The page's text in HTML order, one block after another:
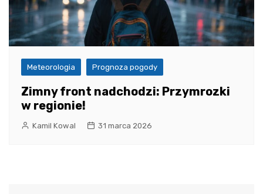
Meteorologia Prognoza pogody
Zimny front nadchodzi: Przymrozki
w regionie!
Kamil Kowal 31 marca 2026